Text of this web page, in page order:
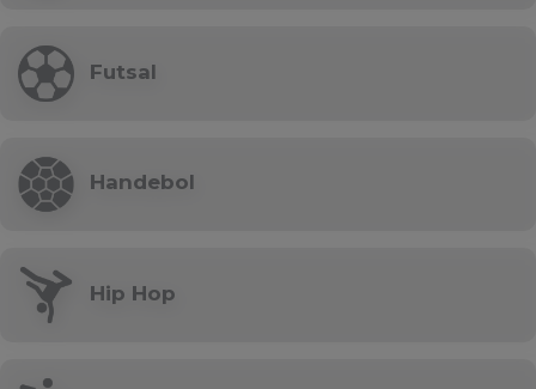
Futsal
Handebol
Hip Hop